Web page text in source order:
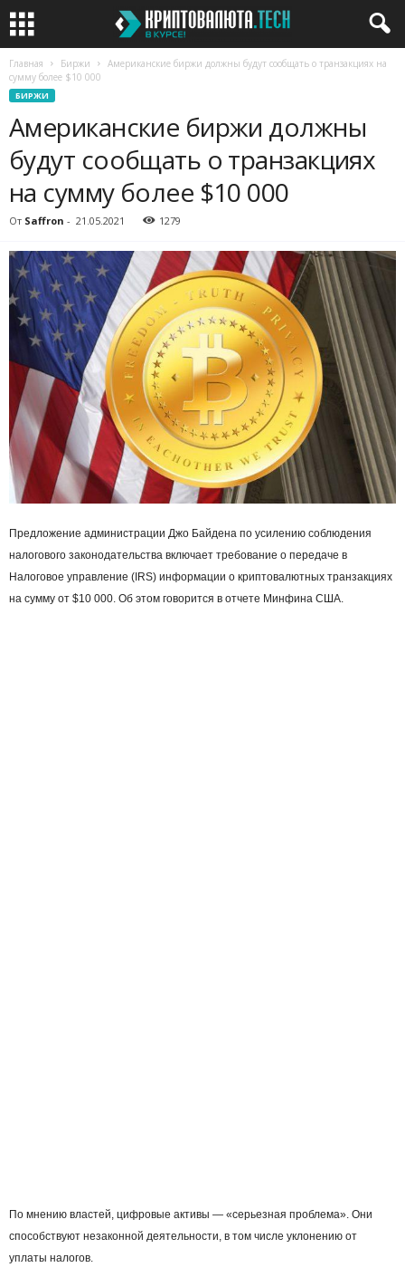
Главная Биржи
Американские биржи должны будут сообщать о транзакциях на
сумму более $10 000
БИРЖИ
Американские биржи должны
будут сообщать о транзакциях
на сумму более $10 000
От Saffron - 21.05.2021 1279
Предложение администрации Джо Байдена по усилению соблюдения
налогового законодательства включает требование о передаче в
Налоговое управление (IRS) информации о криптовалютных транзакциях
на сумму от $10 000. Об этом говорится в отчете Минфина США.
По мнению властей, цифровые активы — «серьезная проблема». Они
способствуют незаконной деятельности, в том числе уклонению от
уплаты налогов.